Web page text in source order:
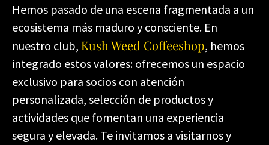
Hemos pasado de una escena fragmentada a un
ecosistema más maduro y consciente. En
nuestro club, Kush Weed Coffeeshop, hemos
integrado estos valores: ofrecemos un espacio
exclusivo para socios con atención
personalizada, selección de productos y
actividades que fomentan una experiencia
segura y elevada. Te invitamos a visitarnos y